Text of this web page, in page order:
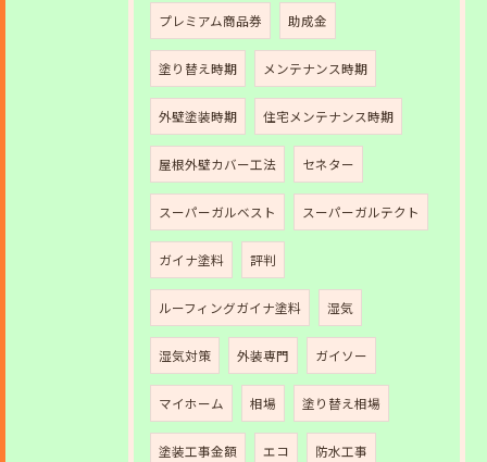
プレミアム商品券 助成金
塗り替え時期 メンテナンス時期
外壁塗装時期 住宅メンテナンス時期
屋根外壁カバー工法 セネター
スーパーガルベスト スーパーガルテクト
ガイナ塗料 評判
ルーフィングガイナ塗料 湿気
湿気対策 外装専門 ガイソー
マイホーム 相場 塗り替え相場
塗装工事金額 エコ 防水工事